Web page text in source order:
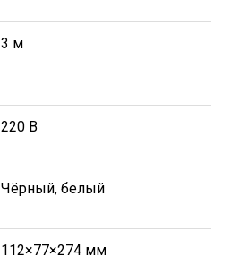
3 м
220 В
Чёрный, белый
112×77×274 мм